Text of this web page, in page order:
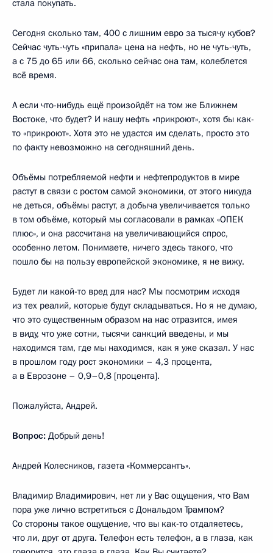
стала покупать.
Сегодня сколько там, 400 с лишним евро за тысячу кубов?
Сейчас чуть-чуть «припала» цена на нефть, но не чуть-чуть,
а с 75 до 65 или 66, сколько сейчас она там, колеблется
всё время.
А если что-нибудь ещё произойдёт на том же Ближнем
Востоке, что будет? И нашу нефть «прикроют», хотя бы как-
то «прикроют». Хотя это не удастся им сделать, просто это
по факту невозможно на сегодняшний день.
Объёмы потребляемой нефти и нефтепродуктов в мире
растут в связи с ростом самой экономики, от этого никуда
не деться, объёмы растут, а добыча увеличивается только
в том объёме, который мы согласовали в рамках «ОПЕК
плюс», и она рассчитана на увеличивающийся спрос,
особенно летом. Понимаете, ничего здесь такого, что
пошло бы на пользу европейской экономике, я не вижу.
Будет ли какой-то вред для нас? Мы посмотрим исходя
из тех реалий, которые будут складываться. Но я не думаю,
что это существенным образом на нас отразится, имея
в виду, что уже сотни, тысячи санкций введены, и мы
находимся там, где мы находимся, как я уже сказал. У нас
в прошлом году рост экономики – 4,3 процента,
а в Еврозоне – 0,9–0,8 [процента].
Пожалуйста, Андрей.
Вопрос: Добрый день!
Андрей Колесников, газета «Коммерсантъ».
Владимир Владимирович, нет ли у Вас ощущения, что Вам
пора уже лично встретиться с Дональдом Трампом?
Со стороны такое ощущение, что вы как-то отдаляетесь,
что ли, друг от друга. Телефон есть телефон, а в глаза, как